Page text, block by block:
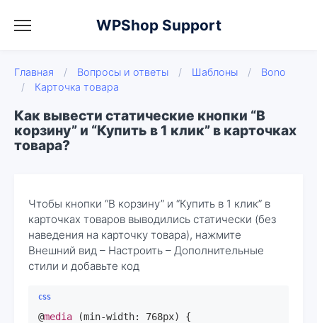
WPShop Support
Главная / Вопросы и ответы / Шаблоны /
Bono
/
Карточка товара
Как вывести статические кнопки “В
корзину” и “Купить в 1 клик” в карточках
товара?
Чтобы кнопки “В корзину” и “Купить в 1 клик” в
карточках товаров выводились статически (без
наведения на карточку товара), нажмите
Внешний вид – Настроить – Дополнительные
стили и добавьте код
@media (min-width: 768px